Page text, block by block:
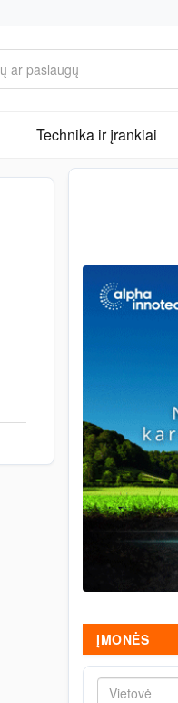
Technika ir įrankiai
ĮMONĖS
Vietovė